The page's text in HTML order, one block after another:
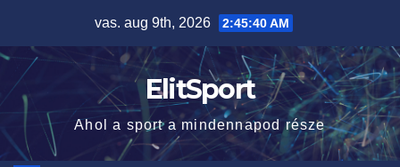
content
vas. aug 9th, 2026 2:45:40 AM
ElitSport
Ahol a sport a mindennapod része